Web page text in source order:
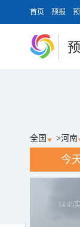
首页 预报
全国 >河南
今
14:45